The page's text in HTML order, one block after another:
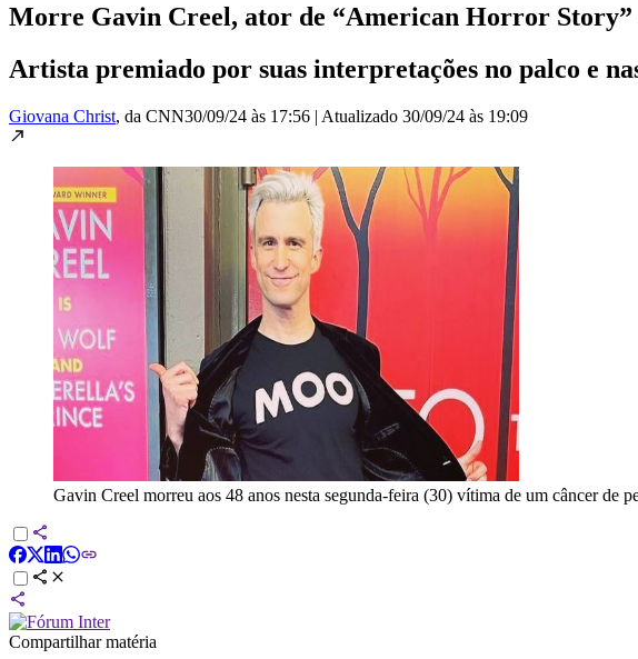
Morre Gavin Creel, ator de “American Horror Story”
Artista premiado por suas interpretações no palco e
Giovana Christ, da CNN30/09/24 às 17:56 | Atualizado 30/09/24 às 19:09
Gavin Creel morreu aos 48 anos nesta segunda-feira (30) vítima de um câncer de
Compartilhar matéria